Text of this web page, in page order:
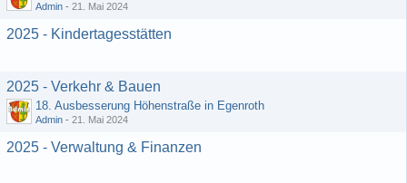
Admin - 21. Mai 2024
2025 - Kindertagesstätten
2025 - Verkehr & Bauen
18. Ausbesserung Höhenstraße in Egenroth
Admin - 21. Mai 2024
2025 - Verwaltung & Finanzen